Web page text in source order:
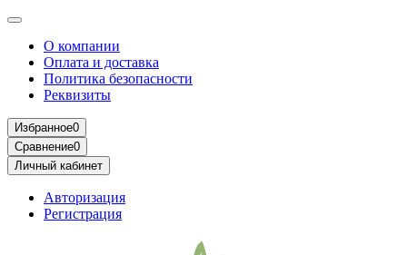
О компании
Оплата и доставка
Политика безопасности
Реквизиты
Избранное0
Сравнение0
Личный кабинет
Авторизация
Регистрация